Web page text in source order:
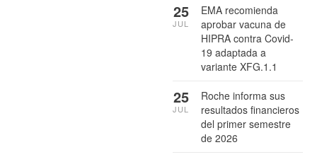
EMA recomienda
aprobar vacuna de
HIPRA contra Covid-
19 adaptada a
variante XFG.1.1
25
JUL
Roche informa sus
resultados financieros
del primer semestre
de 2026
25
JUL